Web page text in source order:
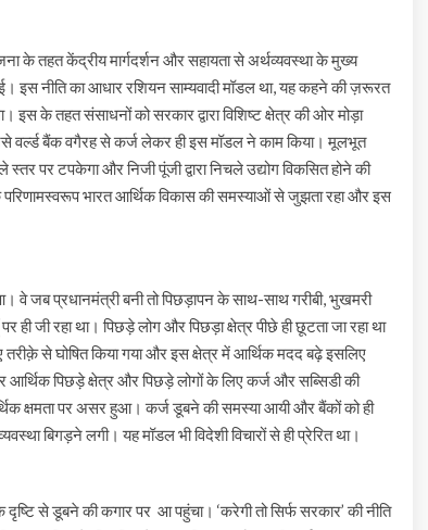
के तहत केंद्रीय मार्गदर्शन और सहायता से अर्थव्यवस्था के मुख्य
इस नीति का आधार रशियन साम्यवादी मॉडल था, यह कहने की ज़रूरत
के तहत संसाधनों को सरकार द्वारा विशिष्ट क्षेत्र की ओर मोड़ा
वर्ल्ड बैंक वगैरह से कर्ज लेकर ही इस मॉडल ने काम किया। मूलभूत
पर टपकेगा और निजी पूंजी द्वारा निचले उद्योग विकसित होने की
भारत आर्थिक विकास की समस्याओं से जुझता रहा और इस
वे जब प्रधानमंत्री बनी तो पिछड़ापन के साथ-साथ गरीबी, भुखमरी
जी रहा था। पिछड़े लोग और पिछड़ा क्षेत्र पीछे ही छूटता जा रहा था
से घोषित किया गया और इस क्षेत्र में आर्थिक मदद बढ़े इसलिए
आर्थिक पिछड़े क्षेत्र और पिछड़े लोगों के लिए कर्ज और सब्सिडी की
पर असर हुआ। कर्ज डूबने की समस्या आयी और बैंकों को ही
बिगड़ने लगी। यह मॉडल भी विदेशी विचारों से ही प्रेरित था।
से डूबने की कगार पर आ पहुंचा। ‘करेगी तो सिर्फ सरकार’ की नीति